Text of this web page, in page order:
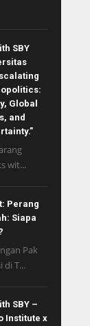
SBY
Global
and
wit...
Perang
Siapa
Pak
di T...
SBY –
Institute x